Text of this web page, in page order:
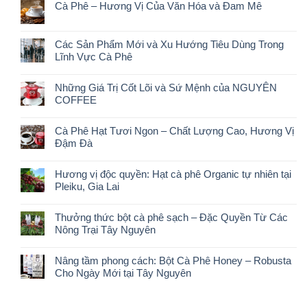
Cà Phê – Hương Vị Của Văn Hóa và Đam Mê
Các Sản Phẩm Mới và Xu Hướng Tiêu Dùng Trong
Lĩnh Vực Cà Phê
Những Giá Trị Cốt Lõi và Sứ Mệnh của NGUYÊN
COFFEE
Cà Phê Hạt Tươi Ngon – Chất Lượng Cao, Hương Vị
Đậm Đà
Hương vị độc quyền: Hạt cà phê Organic tự nhiên tại
Pleiku, Gia Lai
Thưởng thức bột cà phê sạch – Đặc Quyền Từ Các
Nông Trại Tây Nguyên
Nâng tầm phong cách: Bột Cà Phê Honey – Robusta
Cho Ngày Mới tại Tây Nguyên